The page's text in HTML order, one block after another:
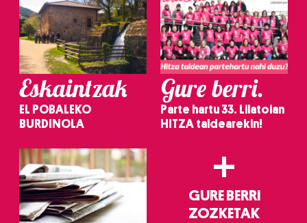
Eskaintzak
EL POBALEKO
BURDINOLA
Gure berri.
Parte hartu 33. Lilatoian
HITZA taldearekin!
+
GURE BERRI
ZOZKETAK